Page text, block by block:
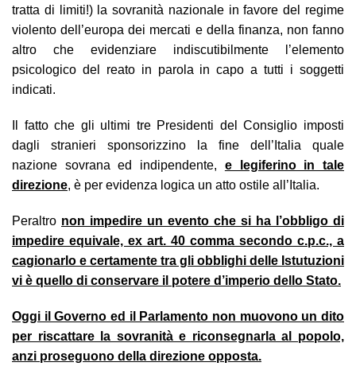
tratta di limiti!) la sovranità nazionale in favore del regime
violento dell’europa dei mercati e della finanza, non fanno
altro che evidenziare indiscutibilmente l’elemento
psicologico del reato in parola in capo a tutti i soggetti
indicati.
Il fatto che gli ultimi tre Presidenti del Consiglio imposti
dagli stranieri sponsorizzino la fine dell’Italia quale
nazione sovrana ed indipendente, e legiferino in tale
direzione, è per evidenza logica un atto ostile all’Italia.
Peraltro non impedire un evento che si ha l’obbligo di
impedire equivale, ex art. 40 comma secondo c.p.c., a
cagionarlo e certamente tra gli obblighi delle Istutuzioni
vi è quello di conservare il potere d’imperio dello Stato.
Oggi il Governo ed il Parlamento non muovono un dito
per riscattare la sovranità e riconsegnarla al popolo,
anzi proseguono della direzione opposta.